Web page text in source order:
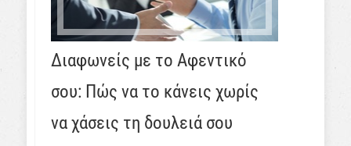
Διαφωνείς με το Αφεντικό
σου: Πώς να το κάνεις χωρίς
να χάσεις τη δουλειά σου